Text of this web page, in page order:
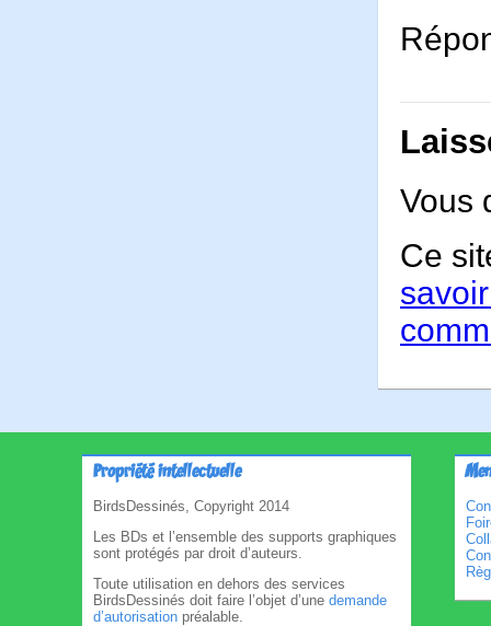
Vous
Ce
Propriété intellectuelle
BirdsDessinés, Copyright 2014
Les BDs et l’ensemble des supports graphiques
sont protégés par droit d’auteurs.
Toute utilisation en dehors des services
BirdsDessinés doit faire l’objet d’une demande
d’autorisation préalable.